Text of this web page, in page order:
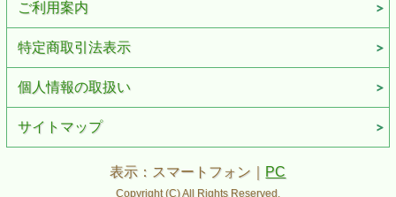
ご利用案内
特定商取引法表示
個人情報の取扱い
サイトマップ
表示：スマートフォン｜ PC
Copyright (C) All Rights Reserved.